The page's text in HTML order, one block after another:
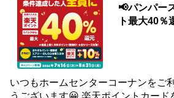
📢パンパー
ト最大40％
いつもホームセンターコーナンをご